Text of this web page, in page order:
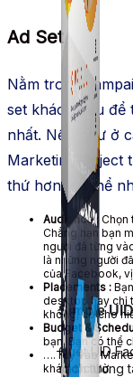
Simple UID
Quét UID
sách tương
Ad Set
Nằm trong
set khác nhau để
nhất. Nếu như ở
Marketing Object
thứ hơn, cụ thể
Audience : Chọn
Chẳng hạn bạn
người đã từng
là những người
của Facebook,
Placements :
desktop hay chỉ
không, có cho
Budget &
bạn. Bạn có thể
….Tùy vào
khác đặc thù.